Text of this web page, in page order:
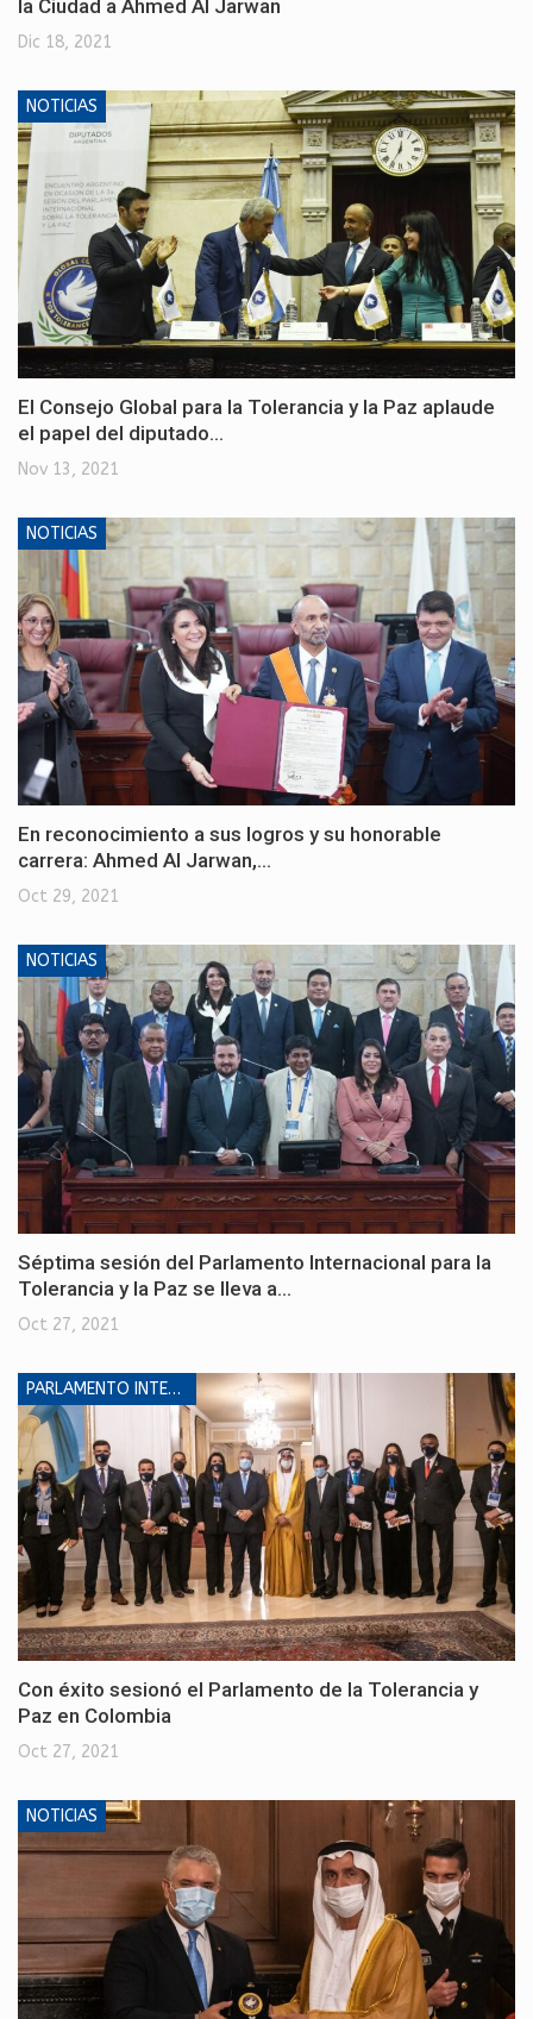
la Ciudad a Ahmed Al Jarwan
Dic 18, 2021
NOTICIAS
El Consejo Global para la Tolerancia y la Paz aplaude
el papel del diputado…
Nov 13, 2021
NOTICIAS
En reconocimiento a sus logros y su honorable
carrera: Ahmed Al Jarwan,…
Oct 29, 2021
NOTICIAS
Séptima sesión del Parlamento Internacional para la
Tolerancia y la Paz se lleva a…
Oct 27, 2021
PARLAMENTO INTERNACIONAL PARA LA TOLERANCIA Y LA PAZ
Con éxito sesionó el Parlamento de la Tolerancia y
Paz en Colombia
Oct 27, 2021
NOTICIAS